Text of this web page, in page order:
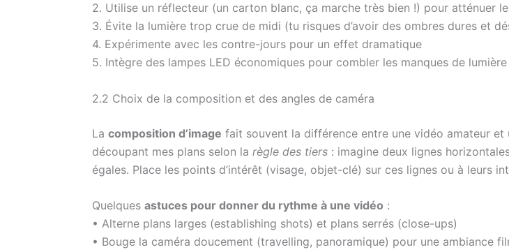
2. Utilise un réflecteur (un carton blanc, ça marche très bien !) pour atténuer
3. Évite la lumière trop crue de midi (tu risques d’avoir des ombres dures et
4. Expérimente avec les contre-jours pour un effet dramatique
5. Intègre des lampes LED économiques pour combler les manques de lumière
2.2 Choix de la composition et des angles de caméra
La composition d’image fait souvent la différence entre une vidéo amateur et
découpant mes plans selon la règle des tiers : imagine deux lignes
égales. Place les points d’intérêt (visage, objet-clé) sur ces lignes ou à leurs
Quelques astuces pour donner du rythme à une vidéo :
• Alterne plans larges (establishing shots) et plans serrés (close-ups)
• Bouge la caméra doucement (travelling, panoramique) pour une ambiance